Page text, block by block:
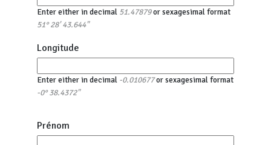
Enter either in decimal 51.47879or sexagesimal format
51° 28' 43.644"
Longitude
Enter either in decimal -0.010677or sexagesimal format
-0° 38.4372"
Prénom